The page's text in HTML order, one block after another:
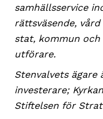
samhällsservice
rättsväsende,
stat, kommun och
utförare.
Stenvalvets
investerare;
Stiftelsen för